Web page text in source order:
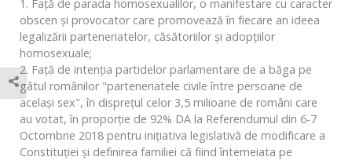
1. Față de parada homosexualilor, o manifestare cu caracter
obscen și provocator care promovează în fiecare an ideea
legalizării parteneriatelor, căsătoriilor și adopțiilor
homosexuale;
2. Față de intenția partidelor parlamentare de a băga pe
gâtul românilor "parteneriatele civile între persoane de
același sex", în disprețul celor 3,5 milioane de români care
au votat, în proporție de 92% DA la Referendumul din 6-7
Octombrie 2018 pentru inițiativa legislativă de modificare a
Constituției și definirea familiei că fiind întemeiata pe